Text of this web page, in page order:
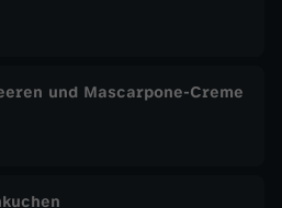
und Mascarpone-Creme